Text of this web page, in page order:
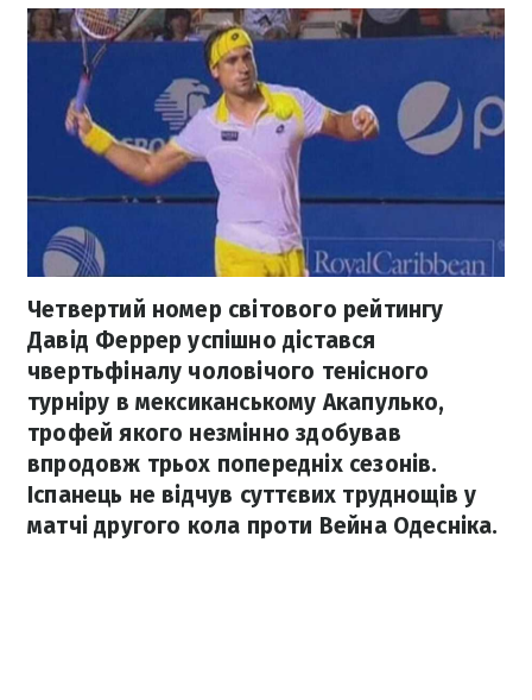
Четвертий номер світового рейтингу
Давід Феррер успішно дістався
чвертьфіналу чоловічого тенісного
турніру в мексиканському Акапулько,
трофей якого незмінно здобував
впродовж трьох попередніх сезонів.
Іспанець не відчув суттєвих труднощів у
матчі другого кола проти Вейна Одесніка.